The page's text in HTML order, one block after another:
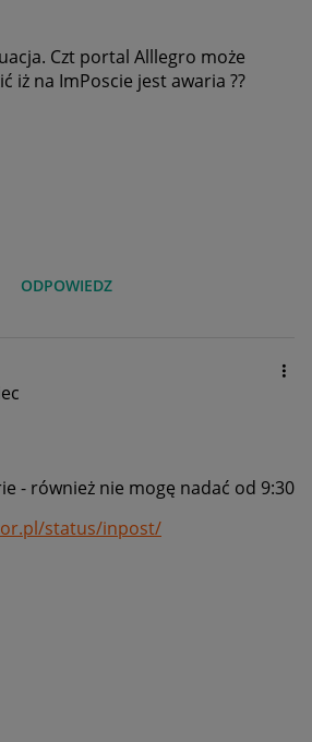
Czt portal Alllegro może
iż na ImPoscie jest awaria ??
ODPOWIEDZ
- również nie mogę nadać od 9:30
status/inpost/